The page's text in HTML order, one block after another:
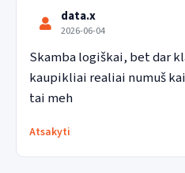
data.x
2026-06-04
Skamba logiškai, bet dar
kaupikliai realiai numuš
tai meh
Atsakyti